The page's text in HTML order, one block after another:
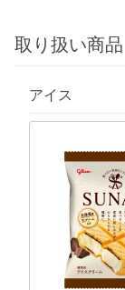
取り扱い商品
アイス